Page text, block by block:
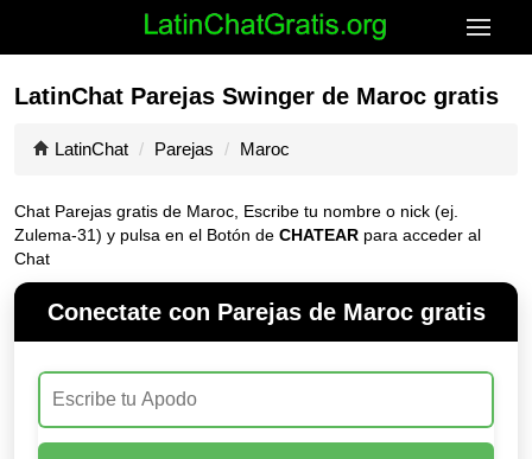
LatinChat Parejas Swinger de Maroc gratis
LatinChat Parejas Maroc
Chat Parejas gratis de Maroc, Escribe tu nombre o nick (ej.
Zulema-31) y pulsa en el Botón de CHATEAR para acceder al
Chat
Conectate con Parejas de Maroc gratis